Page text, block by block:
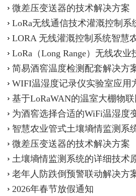
微差压变送器的技术解决方案
LoRa无线通信技术灌溉控制系
LORA 无线灌溉控制系统智慧
案
LoRa（Long Range）无线农业
简易酒窖温度检测配套解决方
WIFI温湿度记录仪实验室应用
基于LoRaWAN的温室大棚物
为酒窖选择合适的WiFi温湿度
智慧农业‌管式土壤墒情监测系
微差压变送器的技术解决方案
土壤墒情监测系统的详细技术
老年人防跌倒预警联动解决方
2026年春节放假通知